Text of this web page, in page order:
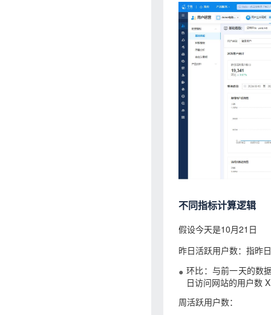
不同指标计算逻辑
假设今天是10月21日
昨日活跃用户数：指昨
环比：与前一天的数
日访问网站的用户数
周活跃用户数：